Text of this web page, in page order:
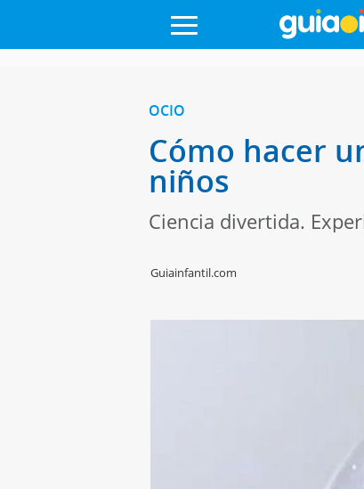
OCIO
Cómo hacer
niños
Ciencia divertida.
Guiainfantil.com